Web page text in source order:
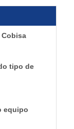
Cobisa
tipo de
equipo